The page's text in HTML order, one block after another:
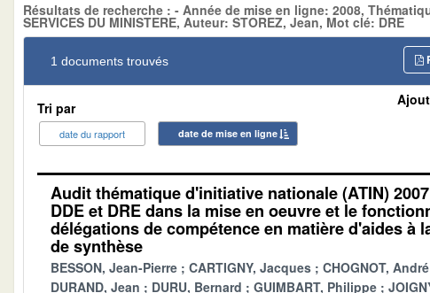
Résultats de recherche : - Année de mise en ligne: 2008,
SERVICES DU MINISTERE, Auteur: STOREZ, Jean, Mot clé: DRE
1 documents trouvés
Tri par
date du rapport date de mise en ligne
Audit thématique d'initiative nationale (ATIN)
DDE et DRE dans la mise en oeuvre et le
délégations de compétence en matière d'aides à
de synthèse
BESSON, Jean-Pierre CARTIGNY, Jacques CHOGNOT, André
DURAND, Jean
DURU, Bernard GUIMBART, Philippe